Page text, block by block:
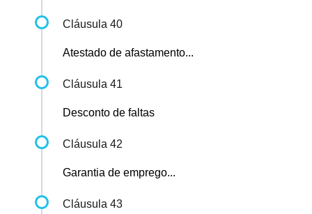
Cláusula 40
Atestado de afastamento...
Cláusula 41
Desconto de faltas
Cláusula 42
Garantia de emprego...
Cláusula 43